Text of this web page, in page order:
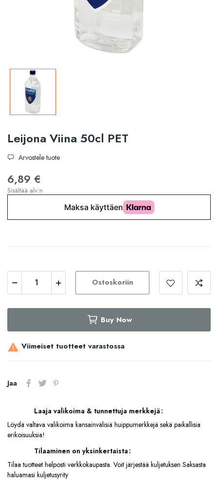
Leijona Viina 50cl PET
Arvostele tuote
6,89 €
Sisältää alv:n
Ostoskoriin
Buy Now
 Viimeiset tuotteet varastossa
Jaa
Laaja valikoima & tunnettuja merkkejä
Löydä valtava valikoima kansainvälisiä huippumerkkejä sekä paikallisia
erikoisuuksia!
Tilaaminen on yksinkertaista
Tilaa tuotteet helposti verkkokaupasta. Voit järjestää kuljetuksen Saksasta
haluamasi kuljetusyrity